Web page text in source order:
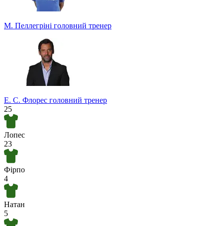
М. Пеллегріні головний тренер
Е. С. Флорес головний тренер
25
Лопес
23
Фірпо
4
Натан
5